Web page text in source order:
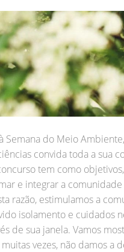
Semana do Meio
convida toda a sua
tem como
e integrar a
razão, estimulamos a
isolamento e cuidados
de sua janela. Vamos
vezes, não damos a